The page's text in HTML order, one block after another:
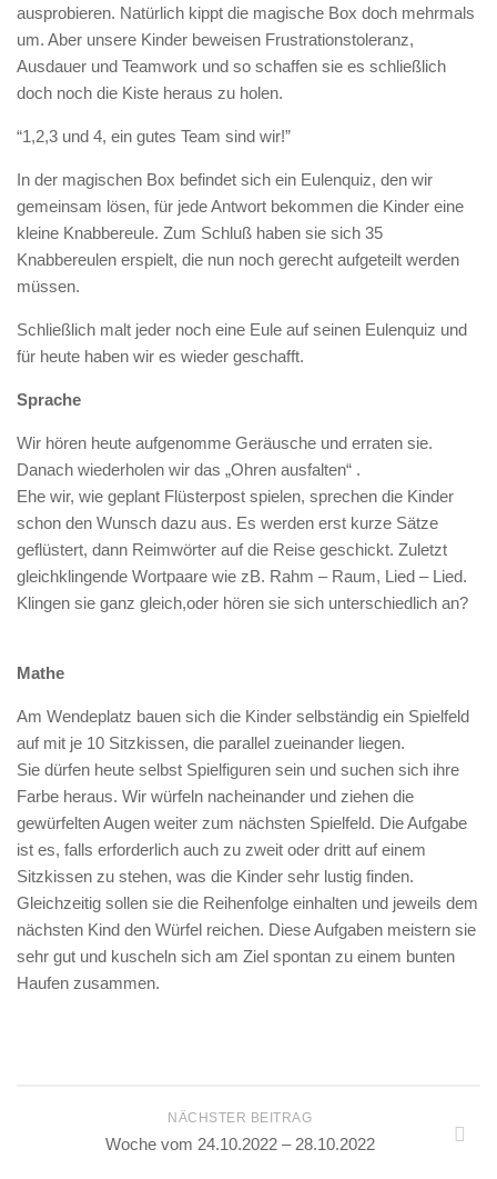
ausprobieren. Natürlich kippt die magische Box doch mehrmals
um. Aber unsere Kinder beweisen Frustrationstoleranz,
Ausdauer und Teamwork und so schaffen sie es schließlich
doch noch die Kiste heraus zu holen.
“1,2,3 und 4, ein gutes Team sind wir!”
In der magischen Box befindet sich ein Eulenquiz, den wir
gemeinsam lösen, für jede Antwort bekommen die Kinder eine
kleine Knabbereule. Zum Schluß haben sie sich 35
Knabbereulen erspielt, die nun noch gerecht aufgeteilt werden
müssen.
Schließlich malt jeder noch eine Eule auf seinen Eulenquiz und
für heute haben wir es wieder geschafft.
Sprache
Wir hören heute aufgenomme Geräusche und erraten sie.
Danach wiederholen wir das „Ohren ausfalten“ .
Ehe wir, wie geplant Flüsterpost spielen, sprechen die Kinder
schon den Wunsch dazu aus. Es werden erst kurze Sätze
geflüstert, dann Reimwörter auf die Reise geschickt. Zuletzt
gleichklingende Wortpaare wie zB. Rahm – Raum, Lied – Lied.
Klingen sie ganz gleich,oder hören sie sich unterschiedlich an?
Mathe
Am Wendeplatz bauen sich die Kinder selbständig ein Spielfeld
auf mit je 10 Sitzkissen, die parallel zueinander liegen.
Sie dürfen heute selbst Spielfiguren sein und suchen sich ihre
Farbe heraus. Wir würfeln nacheinander und ziehen die
gewürfelten Augen weiter zum nächsten Spielfeld. Die Aufgabe
ist es, falls erforderlich auch zu zweit oder dritt auf einem
Sitzkissen zu stehen, was die Kinder sehr lustig finden.
Gleichzeitig sollen sie die Reihenfolge einhalten und jeweils dem
nächsten Kind den Würfel reichen. Diese Aufgaben meistern sie
sehr gut und kuscheln sich am Ziel spontan zu einem bunten
Haufen zusammen.
NÄCHSTER BEITRAG
Woche vom 24.10.2022 – 28.10.2022